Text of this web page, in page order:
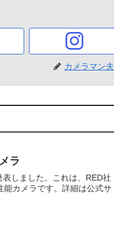
カメラマン夫
ラ
しました。これは、RED社
能カメラです。詳細は公式サ